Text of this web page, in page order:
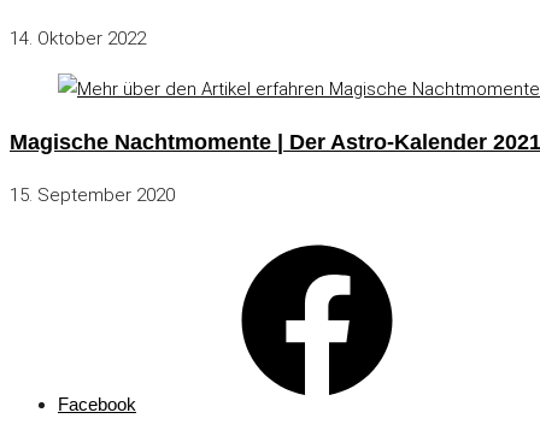
14. Oktober 2022
Magische Nachtmomente | Der Astro-Kalender 2021
15. September 2020
Facebook